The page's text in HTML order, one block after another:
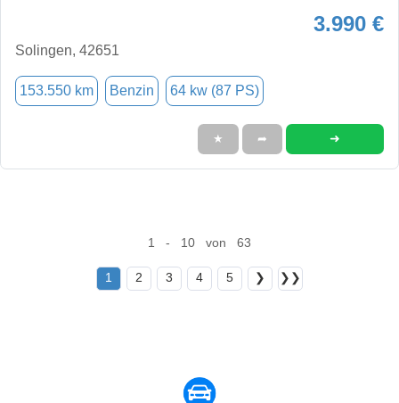
3.990 €
Solingen, 42651
153.550 km Benzin 64 kw (87 PS)
★ ➦ ➜
1 - 10 von 63
1 2 3 4 5 ❯ ❯❯